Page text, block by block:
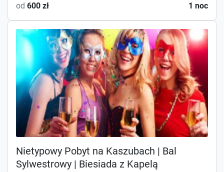
od 600 zł 1 noc
Nietypowy Pobyt na Kaszubach | Bal
Sylwestrowy | Biesiada z Kapelą